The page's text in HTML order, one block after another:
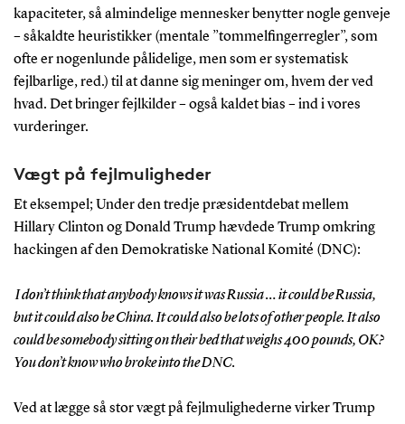
kapaciteter, så almindelige mennesker benytter nogle genveje
– såkaldte heuristikker (mentale ”tommelfingerregler”, som
ofte er nogenlunde pålidelige, men som er systematisk
fejlbarlige, red.) til at danne sig meninger om, hvem der ved
hvad. Det bringer fejlkilder – også kaldet bias – ind i vores
vurderinger.
Vægt på fejlmuligheder
Et eksempel; Under den tredje præsidentdebat mellem
Hillary Clinton og Donald Trump hævdede Trump omkring
hackingen af den Demokratiske National Komité (DNC):
I don’t think that anybody knows it was Russia … it could be Russia,
but it could also be China. It could also be lots of other people. It also
could be somebody sitting on their bed that weighs 400 pounds, OK?
You don’t know who broke into the DNC.
Ved at lægge så stor vægt på fejlmulighederne virker Trump